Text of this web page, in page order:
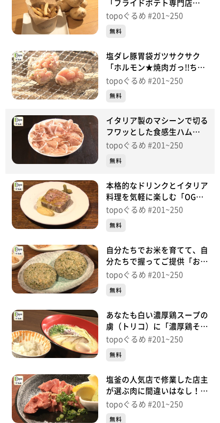
「フライドポテト専門店
NOCTILUCENT」（泉区南光
topoぐるめ #201~250
無料
塩ダレ豚胃袋ガツサクサク
「ホルモン★焼肉ガっ!!ちゃ
ん 落合駅前店」（青葉区落
topoぐるめ #201~250
無料
イタリア製のマシーンで切る
フワッとした食感生ハム
「osteria bambi」（青葉区
め】
topoぐるめ #201~250
無料
本格的なドリンクとイタリア
料理を気軽に楽しむ「OGGI
DOMANI」（青葉区中央）＃
topoぐるめ #201~250
無料
自分たちでお米を育てて、自
分たちで握ってご提供「お米
のトリコ」（青葉区広瀬町）
topoぐるめ #201~250
無料
あなたも白い濃厚鶏スープの
虜（トリコ）に「濃厚鶏そば
シロトリコ」（青葉区木町
topoぐるめ #201~250
無料
塩釜の人気店で修業した店主
が選ぶ肉に間違いはなし！
「炭火焼肉 勇」（青葉区立
topoぐるめ #201~250
無料